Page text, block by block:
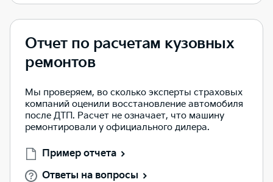
Отчет по расчетам кузовных
ремонтов
Мы проверяем, во сколько эксперты страховых
компаний оценили восстановление автомобиля
после ДТП. Расчет не означает, что машину
ремонтировали у официального дилера.
Пример отчета
Ответы на вопросы